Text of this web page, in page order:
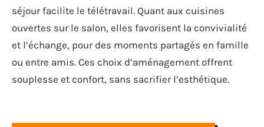
séjour facilite le télétravail. Quant aux cuisines
ouvertes sur le salon, elles favorisent la convivialité
et l’échange, pour des moments partagés en famille
ou entre amis. Ces choix d’aménagement offrent
souplesse et confort, sans sacrifier l’esthétique.